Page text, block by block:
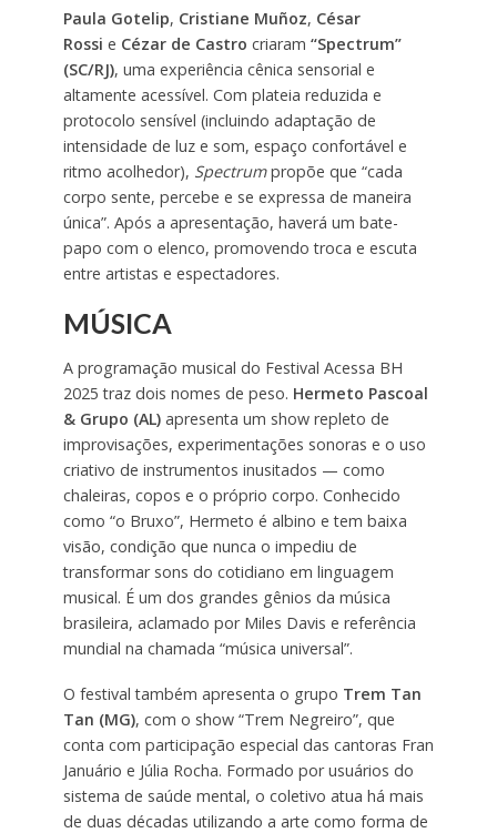
Paula Gotelip, Cristiane Muñoz, César
Rossi e Cézar de Castro criaram “Spectrum”
(SC/RJ), uma experiência cênica sensorial e
altamente acessível. Com plateia reduzida e
protocolo sensível (incluindo adaptação de
intensidade de luz e som, espaço confortável e
ritmo acolhedor), Spectrumpropõe que “cada
corpo sente, percebe e se expressa de maneira
única”. Após a apresentação, haverá um bate-
papo com o elenco, promovendo troca e escuta
entre artistas e espectadores.
MÚSICA
A programação musical do Festival Acessa BH
2025 traz dois nomes de peso. Hermeto Pascoal
& Grupo (AL)apresenta um show repleto de
improvisações, experimentações sonoras e o uso
criativo de instrumentos inusitados — como
chaleiras, copos e o próprio corpo. Conhecido
como “o Bruxo”, Hermeto é albino e tem baixa
visão, condição que nunca o impediu de
transformar sons do cotidiano em linguagem
musical. É um dos grandes gênios da música
brasileira, aclamado por Miles Davis e referência
mundial na chamada “música universal”.
O festival também apresenta o grupo Trem Tan
Tan (MG), com o show “Trem Negreiro”, que
conta com participação especial das cantoras Fran
Januário e Júlia Rocha. Formado por usuários do
sistema de saúde mental, o coletivo atua há mais
de duas décadas utilizando a arte como forma de